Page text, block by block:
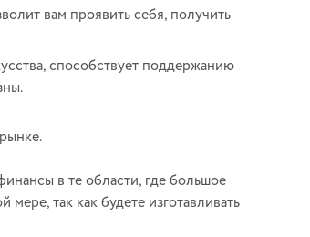
вам проявить себя, получить
способствует поддержанию
в те области, где большое
так как будете изготавливать